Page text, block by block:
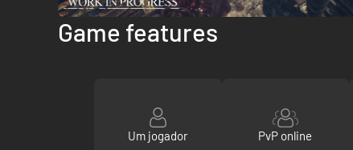
Game features
Um jogador PvP online